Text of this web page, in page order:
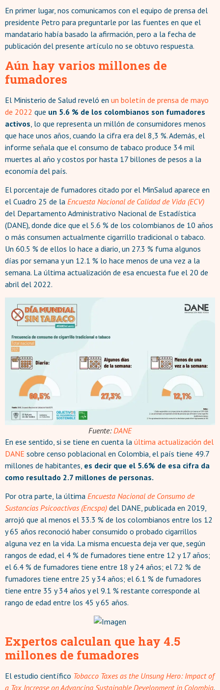
En primer lugar, nos comunicamos con el equipo de prensa del
presidente Petro para preguntarle por las fuentes en que el
mandatario había basado la afirmación, pero a la fecha de
publicación del presente artículo no se obtuvo respuesta.
Aún hay varios millones de
fumadores
El Ministerio de Salud reveló en un boletín de prensa de mayo
de 2022 que un 5.6 % de los colombianos son fumadores
activos , lo que representa un millón de consumidores menos
que hace unos años, cuando la cifra era del 8,3 %. Además, el
informe señala que el consumo de tabaco produce 34 mil
muertes al año y costos por hasta 17 billones de pesos a la
economía del país.
El porcentaje de fumadores citado por el MinSalud aparece en
el Cuadro 25 de la Encuesta Nacional de Calidad de Vida (ECV)
del Departamento Administrativo Nacional de Estadística
(DANE), donde dice que el 5.6 % de los colombianos de 10 años
o más consumen actualmente cigarrillo tradicional o tabaco.
Un 60.5 % de ellos lo hace a diario, un 27.3 % fuma algunos
días por semana y un 12.1 % lo hace menos de una vez a la
semana. La última actualización de esa encuesta fue el 20 de
abril del 2022.
Fuente:DANE
En ese sentido, si se tiene en cuenta la última actualización del
DANE sobre censo poblacional en Colombia, el país tiene 49.7
millones de habitantes, es decir que el 5.6% de esa cifra da
como resultado 2.7 millones de personas.
Por otra parte, la última Encuesta Nacional de Consumo de
Sustancias Psicoactivas (Encspa) del DANE, publicada en 2019,
arrojó que al menos el 33.3 % de los colombianos entre los 12
y 65 años reconoció haber consumido o probado cigarrillos
alguna vez en la vida. La misma encuesta deja ver que, según
rangos de edad, el 4 % de fumadores tiene entre 12 y 17 años;
el 6.4 % de fumadores tiene entre 18 y 24 años; el 7.2 % de
fumadores tiene entre 25 y 34 años; el 6.1 % de fumadores
tiene entre 35 y 34 años y el 9.1 % restante corresponde al
rango de edad entre los 45 y 65 años.
Expertos calculan que hay 4.5
millones de fumadores
El estudio científico Tobacco Taxes as the Unsung Hero: Impact of
a Tax Increase on Advancing Sustainable Development in Colombia,